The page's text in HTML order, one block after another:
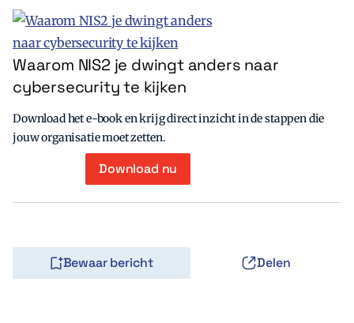
Waarom NIS2 je dwingt anders naar
cybersecurity te kijken
Download het e-book en krijg direct inzicht in de stappen die
jouw organisatie moet zetten.
Download nu
Bewaar bericht Delen